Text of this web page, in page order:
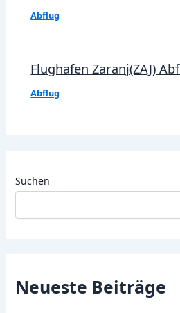
Abflug
Flughafen Zaranj(ZAJ)
Abflug
Suchen
Neueste Beiträge